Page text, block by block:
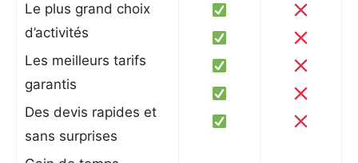
Le plus grand choix
d’activités
Les meilleurs tarifs
garantis
Des devis rapides et
sans surprises